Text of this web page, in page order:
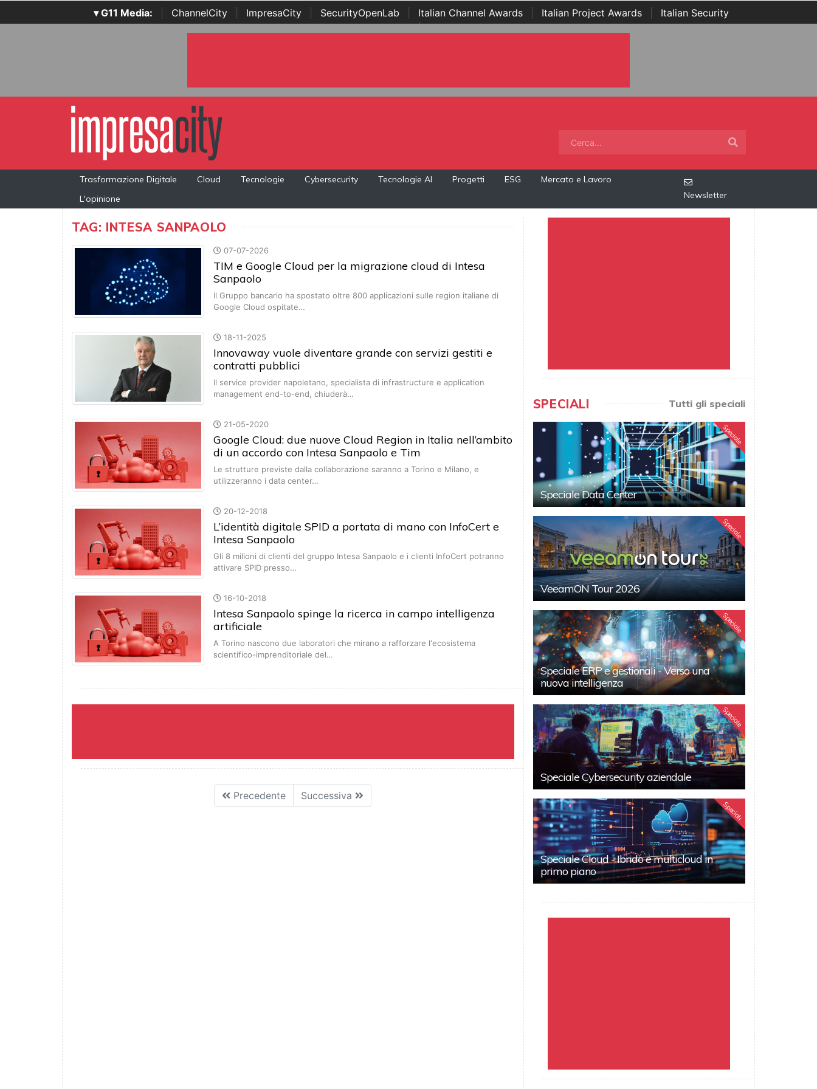
▾ G11 Media: ChannelCity ImpresaCity SecurityOpenLab Italian Channel Awards Italian Project Awards
Italian Security
Awards | ...
Trasformazione Digitale Cloud Tecnologie Cybersecurity Tecnologie AI Progetti ESG
Mercato e Lavoro
L'opinione
Newsletter
TAG: INTESA SANPAOLO
07-07-2026
TIM e Google Cloud per la migrazione cloud di Intesa
Sanpaolo
Il Gruppo bancario ha spostato oltre 800 applicazioni sulle region italiane di
Google Cloud ospitate…
18-11-2025
Innovaway vuole diventare grande con servizi gestiti e
contratti pubblici
Il service provider napoletano, specialista di infrastructure e application
management end-to-end, chiuderà…
21-05-2020
Google Cloud: due nuove Cloud Region in Italia nell’ambito
di un accordo con Intesa Sanpaolo e Tim
Le strutture previste dalla collaborazione saranno a Torino e Milano, e
utilizzeranno i data center…
20-12-2018
L’identità digitale SPID a portata di mano con InfoCert e
Intesa Sanpaolo
Gli 8 milioni di clienti del gruppo Intesa Sanpaolo e i clienti InfoCert potranno
attivare SPID presso…
16-10-2018
Intesa Sanpaolo spinge la ricerca in campo intelligenza
artificiale
A Torino nascono due laboratori che mirano a rafforzare l'ecosistema
scientifico-imprenditoriale del…
Precedente Successiva
SPECIALI Tutti gli speciali
Speciale
Speciale Data Center
Speciale
VeeamON Tour 2026
Speciale
Speciale ERP e gestionali - Verso una
nuova intelligenza
Speciale
Speciale Cybersecurity aziendale
Speciali
Speciale Cloud - Ibrido e multicloud in
primo piano